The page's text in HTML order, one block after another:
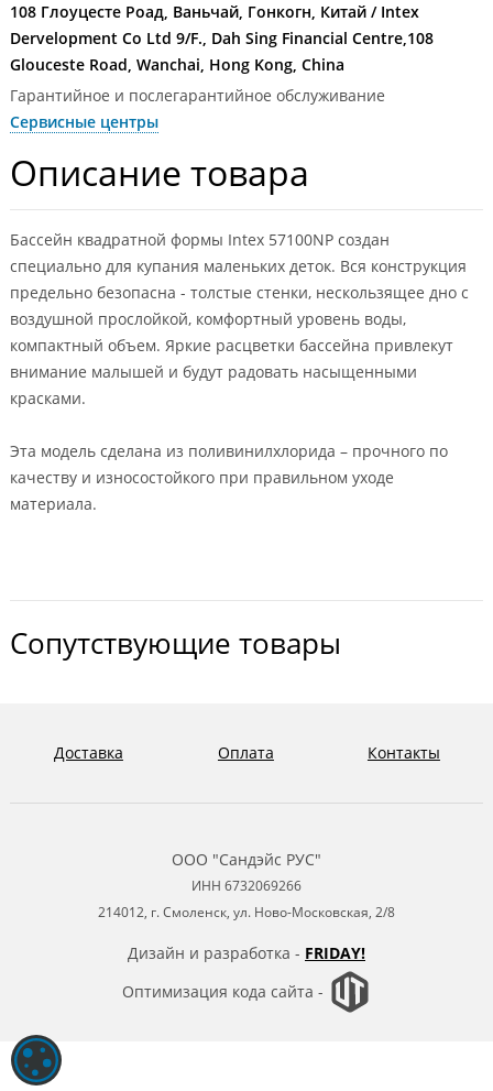
108 Глоуцесте Роад, Ваньчай, Гонкогн, Китай / Intex
Dervelopment Co Ltd 9/F., Dah Sing Financial Centre,108
Glouceste Road, Wanchai, Hong Kong, China
Гарантийное и послегарантийное обслуживание
Сервисные центры
Описание товара
Бассейн квадратной формы Intex 57100NP создан
специально для купания маленьких деток. Вся конструкция
предельно безопасна - толстые стенки, нескользящее дно с
воздушной прослойкой, комфортный уровень воды,
компактный объем. Яркие расцветки бассейна привлекут
внимание малышей и будут радовать насыщенными
красками.
Эта модель сделана из поливинилхлорида – прочного по
качеству и износостойкого при правильном уходе
материала.
Сопутствующие товары
ООО "Сандэйс РУС"
ИНН 6732069266
214012, г. Смоленск, ул. Ново-Московская, 2/8
Дизайн и разработка - FRIDAY!
Оптимизация кода сайта -
Доставка Оплата Контакты
ОБРАБОТКА ФАЙЛОВ COOKIE